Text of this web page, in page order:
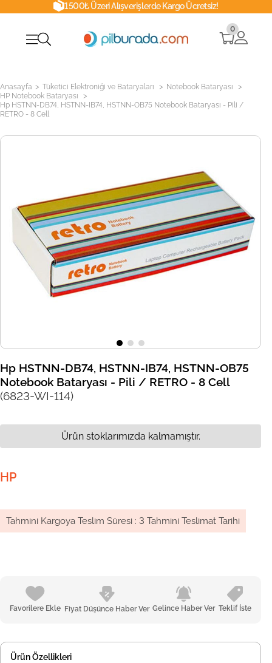
1500₺ Üzeri Alışverişlerde Kargo Ücretsiz!
0
Anasayfa > Tüketici Elektroniği ve Bataryaları > Notebook Bataryası >
HP Notebook Bataryası >
Hp HSTNN-DB74, HSTNN-IB74, HSTNN-OB75 Notebook Bataryası - Pili /
RETRO - 8 Cell
Hp HSTNN-DB74, HSTNN-IB74, HSTNN-OB75
Notebook Bataryası - Pili / RETRO - 8 Cell
(6823-WI-114)
HP
Tahmini Kargoya Teslim Süresi : 3 Tahmini Teslimat Tarihi
Favorilere Ekle Fiyat Düşünce Haber Ver Gelince Haber Ver Teklif İste
Ürün stoklarımızda kalmamıştır.
Ürün Özellikleri